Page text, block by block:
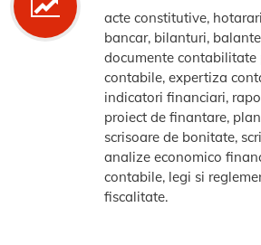
acte constitutive,
bancar, bilanturi,
documente
contabile, expertiza
indicatori financiari,
proiect de finantare,
scrisoare de bonitate,
analize economico
contabile, legi si
fiscalitate.